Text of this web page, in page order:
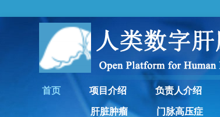
首页 项目介绍 负责人介绍
肝脏肿瘤 门脉高压症